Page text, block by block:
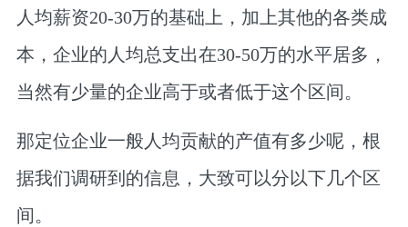
人均薪资20-30万的基础上，加上其他的各类成
本，企业的人均总支出在30-50万的水平居多，
当然有少量的企业高于或者低于这个区间。
那定位企业一般人均贡献的产值有多少呢，根
据我们调研到的信息，大致可以分以下几个区
间。